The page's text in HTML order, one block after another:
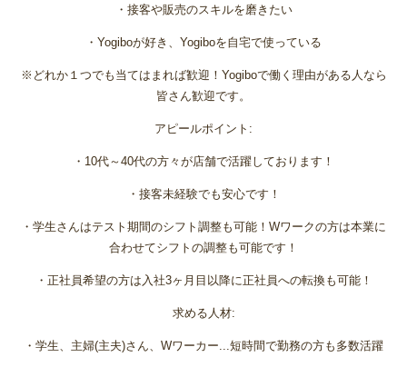
・接客や販売のスキルを磨きたい
・Yogiboが好き、Yogiboを自宅で使っている
※どれか１つでも当てはまれば歓迎！Yogiboで働く理由がある人なら
皆さん歓迎です。
アピールポイント:
・10代～40代の方々が店舗で活躍しております！
・接客未経験でも安心です！
・学生さんはテスト期間のシフト調整も可能！Wワークの方は本業に
合わせてシフトの調整も可能です！
・正社員希望の方は入社3ヶ月目以降に正社員への転換も可能！
求める人材:
・学生、主婦(主夫)さん、Wワーカー...短時間で勤務の方も多数活躍